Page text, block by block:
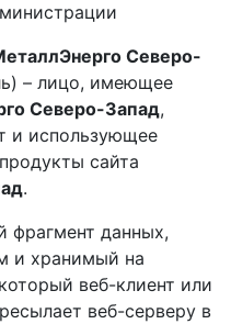
Северо-
– лицо, имеющее
Северо-Запад,
и использующее
сайта
.
фрагмент данных,
и хранимый на
веб-клиент или
веб-серверу в